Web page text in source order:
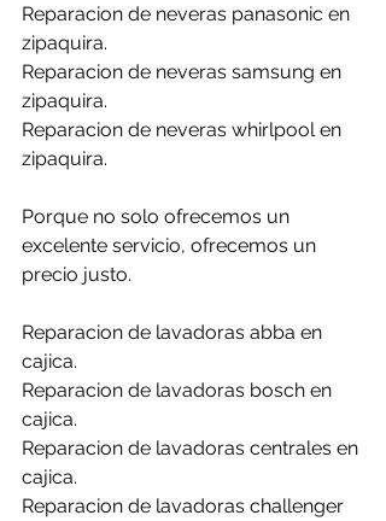
Reparacion de neveras panasonic en
zipaquira.
Reparacion de neveras samsung en
zipaquira.
Reparacion de neveras whirlpool en
zipaquira.
Porque no solo ofrecemos un
excelente servicio, ofrecemos un
precio justo.
Reparacion de lavadoras abba en
cajica.
Reparacion de lavadoras bosch en
cajica.
Reparacion de lavadoras centrales en
cajica.
Reparacion de lavadoras challenger